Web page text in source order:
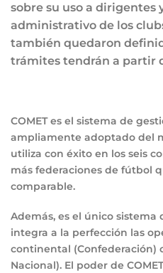
sobre su uso a dirigentes
administrativo de los
también quedaron
trámites tendrán a partir
COMET es el sistema de
ampliamente adoptado del
utiliza con éxito en los seis
más federaciones de fútbol
comparable.
Además, es el único
integra a la perfección las
continental (Confederación)
Nacional). El poder de